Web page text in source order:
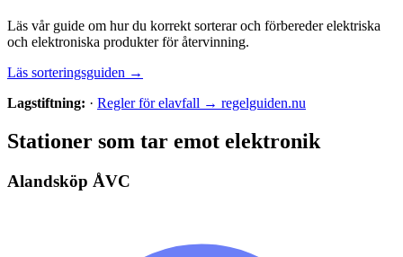
Läs vår guide om hur du korrekt sorterar och förberederelektriska
och elektroniska produkterför återvinning.
Läs sorteringsguiden →
Lagstiftning: · Regler för elavfall → regelguiden.nu
Stationer som tar emot elektronik
Alandsköp ÅVC